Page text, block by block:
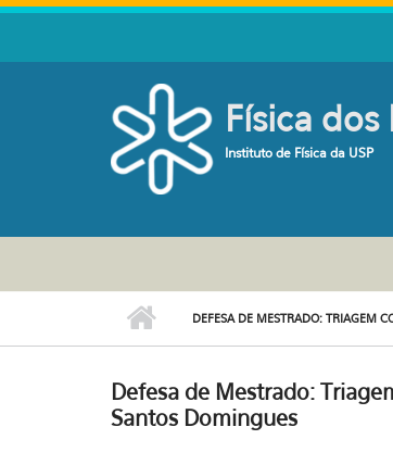
Pular para o conteúdo principal
Física
Instituto de Física da USP
DEFESA DE MESTRADO: TRIAGEM
Defesa de Mestrado:
Santos Domingues